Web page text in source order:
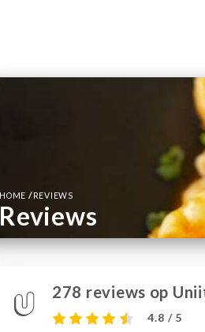
HOME / REVIEWS
Reviews
278 reviews op
4.8 / 5